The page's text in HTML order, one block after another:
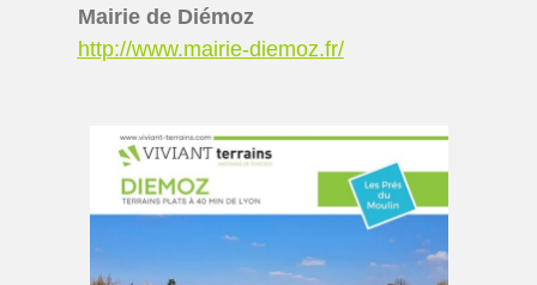
Mairie de Diémoz
http://www.mairie-diemoz.fr/